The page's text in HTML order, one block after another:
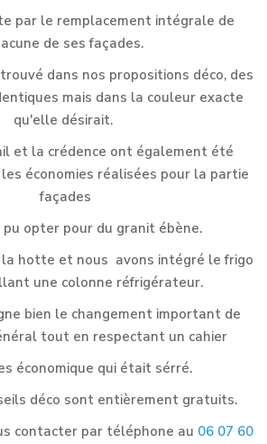
par le remplacement intégrale de
de ses façades.
dans nos propositions déco, des
mais dans la couleur exacte
qu'elle désirait.
et la crédence ont également été
économies réalisées pour la partie
façades
pu opter pour du granit ébène.
la hotte et nous avons intégré le frigo
une colonne réfrigérateur.
bien le changement important de
tout en respectant un cahier
économique qui était sérré.
déco sont entièrement gratuits.
contacter par téléphone au 06 07 60